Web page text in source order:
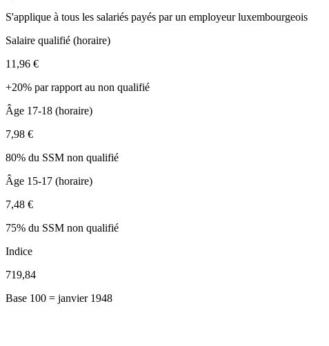
S'applique à tous les salariés payés par un employeur luxembourgeois
Salaire qualifié (horaire)
11,96 €
+20% par rapport au non qualifié
Âge 17-18 (horaire)
7,98 €
80% du SSM non qualifié
Âge 15-17 (horaire)
7,48 €
75% du SSM non qualifié
Indice
719,84
Base 100 = janvier 1948